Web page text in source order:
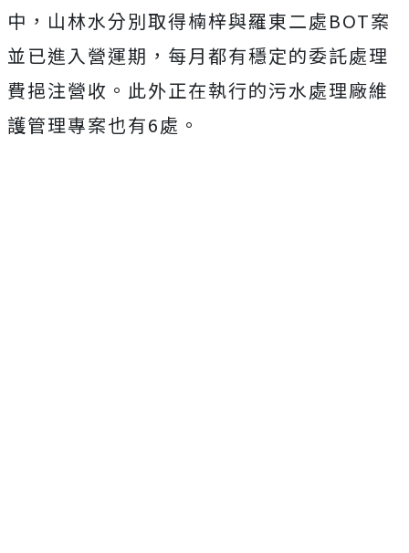
中，山林水分別取得楠梓與羅東二處BOT案
並已進入營運期，每月都有穩定的委託處理
費挹注營收。此外正在執行的污水處理廠維
護管理專案也有6處。